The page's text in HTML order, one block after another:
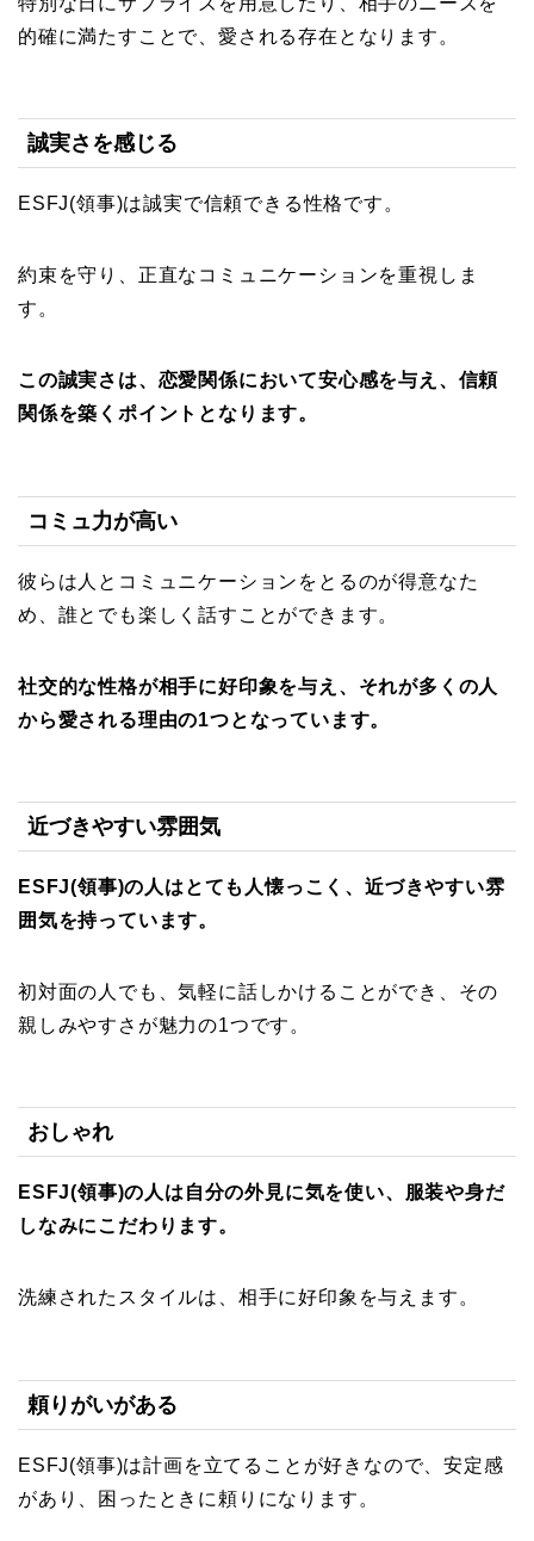
的確に満たすことで、愛される存在となります。
誠実さを感じる
ESFJ(領事)は誠実で信頼できる性格です。
約束を守り、正直なコミュニケーションを重視しま
す。
この誠実さは、恋愛関係において安心感を与え、信頼
関係を築くポイントとなります。
コミュ力が高い
彼らは人とコミュニケーションをとるのが得意なた
め、誰とでも楽しく話すことができます。
社交的な性格が相手に好印象を与え、それが多くの人
から愛される理由の1つとなっています。
近づきやすい雰囲気
ESFJ(領事)の人はとても人懐っこく、近づきやすい雰
囲気を持っています。
初対面の人でも、気軽に話しかけることができ、その
親しみやすさが魅力の1つです。
おしゃれ
ESFJ(領事)の人は自分の外見に気を使い、服装や身だ
しなみにこだわります。
洗練されたスタイルは、相手に好印象を与えます。
頼りがいがある
ESFJ(領事)は計画を立てることが好きなので、安定感
があり、困ったときに頼りになります。